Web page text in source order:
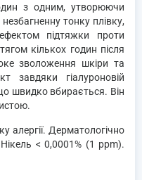
з одним, утворюючи
тонку плівку,
підтяжки проти
кількох годин після
зволоження шкіри та
завдяки гіалуроновій
швидко вбирається. Він
алергії. Дерматологічно
< 0,0001% (1 ppm).